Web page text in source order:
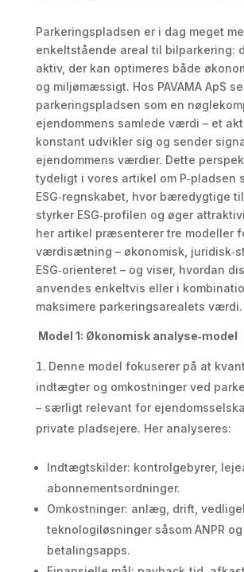
Parkeringspladsen er i dag meget
enkeltstående areal til bilparkering:
aktiv, der kan optimeres både
og miljømæssigt. Hos PAVAMA ApS
parkeringspladsen som en
ejendommens samlede værdi – et
konstant udvikler sig og sender
ejendommens værdier. Dette
tydeligt i vores artikel om P‑pladsen
ESG‑regnskabet, hvor bæredygtige
styrker ESG‑profilen og øger
her artikel præsenterer tre modeller
værdisætning – økonomisk,
ESG‑orienteret – og viser, hvordan
anvendes enkeltvis eller i
maksimere parkeringsarealets værdi.
Model 1: Økonomisk analyse‑model
Denne model fokuserer på at
indtægter og omkostninger ved
– særligt relevant for
private pladsejere. Her analyseres:
Indtægtskilder: kontrolgebyrer,
abonnementsordninger.
Omkostninger: anlæg, drift,
teknologiløsninger såsom ANPR og
betalingsapps.